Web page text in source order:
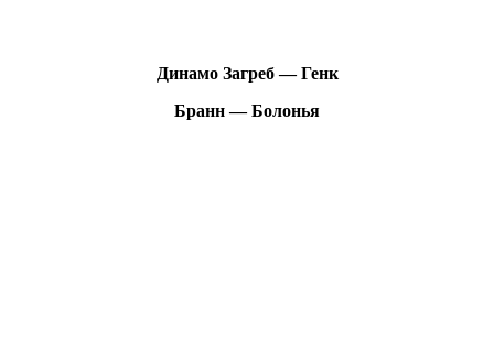
Динамо Загреб — Генк
Бранн — Болонья